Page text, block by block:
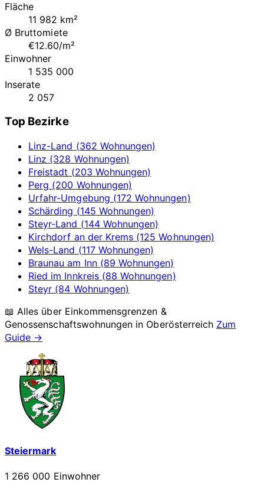
Fläche
11 982 km²
Ø Bruttomiete
€12.60/m²
Einwohner
1 535 000
Inserate
2 057
Top Bezirke
Linz-Land (362 Wohnungen)
Linz (328 Wohnungen)
Freistadt (203 Wohnungen)
Perg (200 Wohnungen)
Urfahr-Umgebung (172 Wohnungen)
Schärding (145 Wohnungen)
Steyr-Land (144 Wohnungen)
Kirchdorf an der Krems (125 Wohnungen)
Wels-Land (117 Wohnungen)
Braunau am Inn (89 Wohnungen)
Ried im Innkreis (88 Wohnungen)
Steyr (84 Wohnungen)
📖 Alles über Einkommensgrenzen &
Genossenschaftswohnungen in Oberösterreich Zum
Guide →
Steiermark
1 266 000 Einwohner